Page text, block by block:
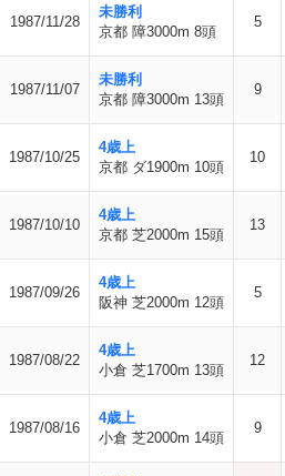
1987/11/28
未勝利
京都 障3000m 8頭
5
1987/11/07
未勝利
京都 障3000m 13頭
9
1987/10/25
4歳上
京都 ダ1900m 10頭
10
1987/10/10
4歳上
京都 芝2000m 15頭
13
1987/09/26
4歳上
阪神 芝2000m 12頭
5
1987/08/22
4歳上
小倉 芝1700m 13頭
12
1987/08/16
4歳上
小倉 芝2000m 14頭
9